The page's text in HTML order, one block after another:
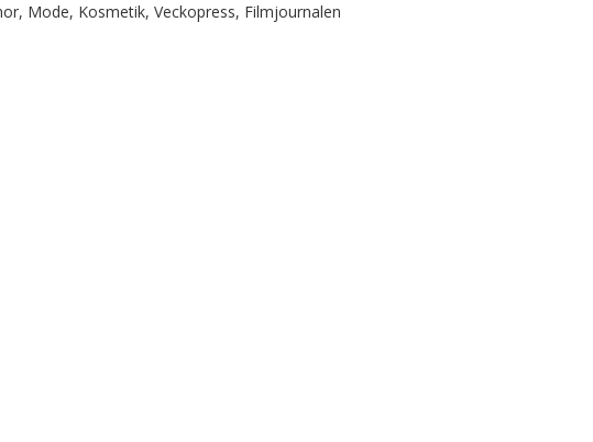
Mode, Kosmetik, Veckopress, Filmjournalen